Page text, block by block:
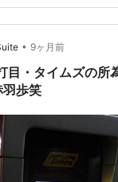
ょうか。 パーク２４
ーキング」において
ック板やゲートを原
両認証とキャッシュ
• 9ヶ月前
目・タイムズの所
歩笑